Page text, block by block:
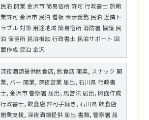
民泊 開業 金沢市 簡易宿所 許可 行政書士 旅館
業許可 金沢市 民泊 看板 表示義務 民泊 近隣ト
ラブル 対策 用途地域 簡易宿所 消防署 協議 民
泊 保健所 民泊相談 行政書士 民泊サポート 図
面作成 民泊 金沢
深夜酒類提供飲食店, 飲食店 開業, スナック 開
業, バー 開業, 深夜営業 届出, 石川県 行政書
士, 金沢市 警察署 届出, 風営法 届出, 図面作成
行政書士, 飲食店 許可手続き, 石川県 飲食店
開業支援, 深夜酒類提供 届出 書類, 警察署 届